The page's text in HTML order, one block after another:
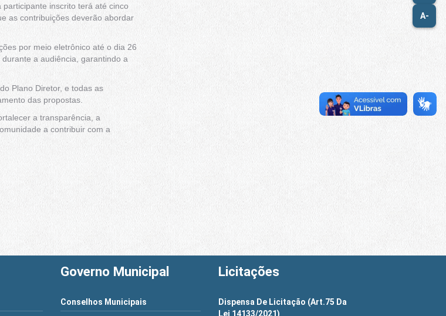
A-
inscrito terá até cinco
as contribuições deverão abordar
por meio eletrônico até o dia 26
a audiência, garantindo a
Plano Diretor, e todas as
das propostas.
a transparência, a
a contribuir com a
Governo Municipal
Conselhos Municipais
Licitações
Dispensa De Licitação (Art.75 Da
Lei 14133/2021)